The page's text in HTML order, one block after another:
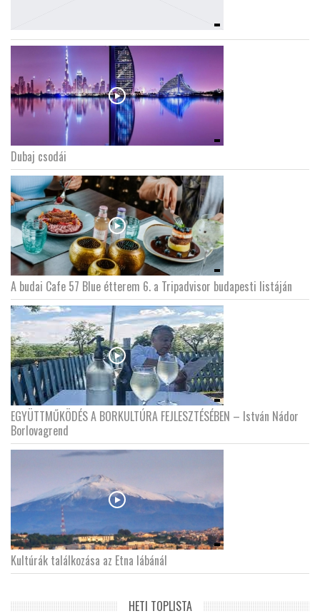
Dubaj csodái
A budai Cafe 57 Blue étterem 6. a Tripadvisor budapesti listáján
EGYÜTTMŰKÖDÉS A BORKULTÚRA FEJLESZTÉSÉBEN – István Nádor
Borlovagrend
Kultúrák találkozása az Etna lábánál
HETI TOPLISTA